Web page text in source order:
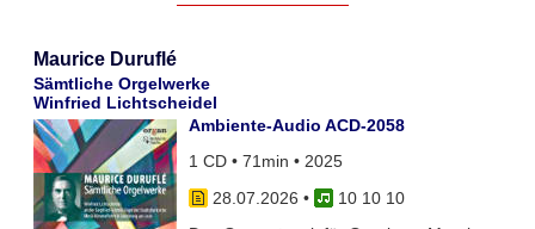
Maurice Duruflé
Sämtliche Orgelwerke
Winfried Lichtscheidel
Ambiente-Audio ACD-2058
1 CD • 71min • 2025
28.07.2026 •
10 10 10